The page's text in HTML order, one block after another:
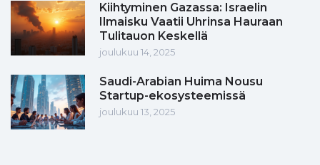
Kiihtyminen Gazassa: Israelin
Ilmaisku Vaatii Uhrinsa Hauraan
Tulitauon Keskellä
joulukuu 14, 2025
Saudi-Arabian Huima Nousu
Startup-ekosysteemissä
joulukuu 13, 2025